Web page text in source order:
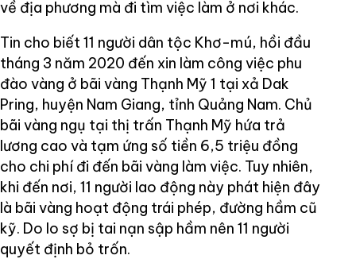
về địa phương mà đi tìm việc làm ở nơi khác.
Tin cho biết 11 người dân tộc Khơ-mú, hồi đầu
tháng 3 năm 2020 đến xin làm công việc phu
đào vàng ở bãi vàng Thạnh Mỹ 1 tại xả Dak
Pring, huyện Nam Giang, tỉnh Quảng Nam. Chủ
bãi vàng ngụ tại thị trấn Thạnh Mỹ hứa trả
lương cao và tạm ứng số tiền 6,5 triệu đồng
cho chi phí đi đến bãi vàng làm việc. Tuy nhiên,
khi đến nơi, 11 người lao động này phát hiện đây
là bãi vàng hoạt động trái phép, đường hầm cũ
kỹ. Do lo sợ bị tai nạn sập hầm nên 11 người
quyết định bỏ trốn.